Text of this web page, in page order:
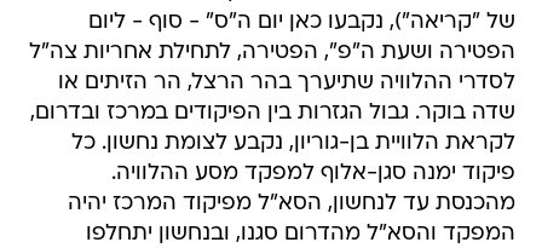
של "קריאה"), נקבעו כאן יום ה"ס" - סוף - ליום
הפטירה ושעת ה"פ", הפטירה, לתחילת אחריות צה"ל
לסדרי ההלוויה שתיערך בהר הרצל, הר הזיתים או
שדה בוקר. גבול הגזרות בין הפיקודים במרכז ובדרום,
לקראת הלוויית בן-גוריון, נקבע לצומת נחשון. כל
פיקוד ימנה סגן-אלוף למפקד מסע ההלוויה.
מהכנסת עד לנחשון, הסא"ל מפיקוד המרכז יהיה
המפקד והסא"ל מהדרום סגנו, ובנחשון יתחלפו